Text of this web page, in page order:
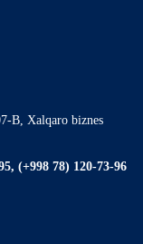
B, Xalqaro biznes
(+998 78) 120-73-96